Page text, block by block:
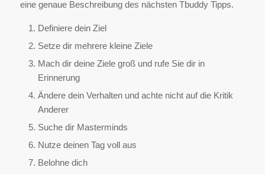
eine genaue Beschreibung des nächsten Tbuddy Tipps.
Definiere dein Ziel
Setze dir mehrere kleine Ziele
Mach dir deine Ziele groß und rufe Sie dir in
Erinnerung
Ändere dein Verhalten und achte nicht auf die Kritik
Anderer
Suche dir Masterminds
Nutze deinen Tag voll aus
Belohne dich